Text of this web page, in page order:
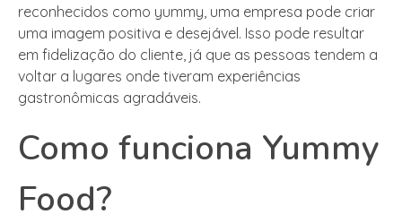
reconhecidos como yummy, uma empresa pode criar
uma imagem positiva e desejável. Isso pode resultar
em fidelização do cliente, já que as pessoas tendem a
voltar a lugares onde tiveram experiências
gastronômicas agradáveis.
Como funciona Yummy
Food?